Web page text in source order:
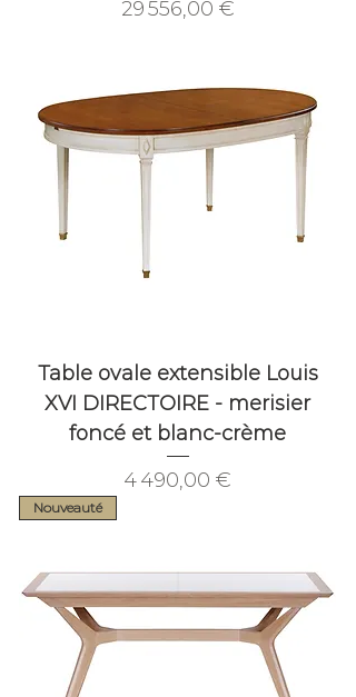
Prix
29 556,00 €
Table ovale extensible Louis
XVI DIRECTOIRE - merisier
foncé et blanc-crème
Prix
4 490,00 €
Nouveauté